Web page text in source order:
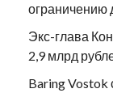
ограничению
Экс-глава
2,9 млрд
Baring Vostok